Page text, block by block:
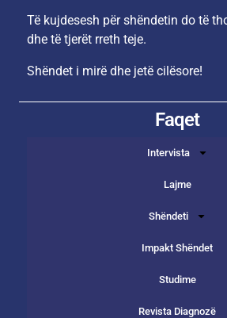
Të kujdesesh për shëndetin do të
dhe të tjerët rreth teje.
Shëndet i mirë dhe jetë cilësore!
Faqet
Intervista
Lajme
Shëndeti
Impakt Shëndet
Studime
Revista Diagnozë